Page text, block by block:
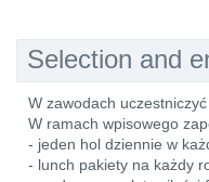
Selection and
W zawodach
W ramach wpisowego
- jeden hol dziennie w
- lunch pakiety na każdy